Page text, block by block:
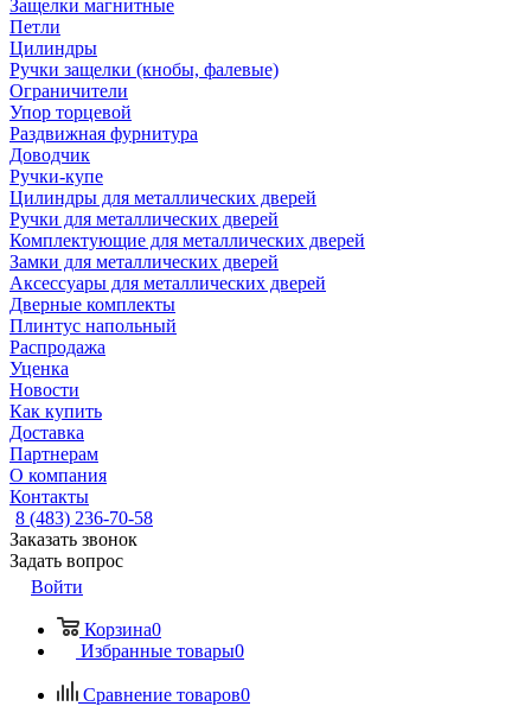
Защелки магнитные
Петли
Цилиндры
Ручки защелки (кнобы, фалевые)
Ограничители
Упор торцевой
Раздвижная фурнитура
Доводчик
Ручки-купе
Цилиндры для металлических дверей
Ручки для металлических дверей
Комплектующие для металлических дверей
Замки для металлических дверей
Аксессуары для металлических дверей
Дверные комплекты
Плинтус напольный
Распродажа
Уценка
Новости
Как купить
Доставка
Партнерам
О компания
Контакты
8 (483) 236-70-58
Заказать звонок
Задать вопрос
Войти
Корзина0
Избранные товары0
Сравнение товаров0